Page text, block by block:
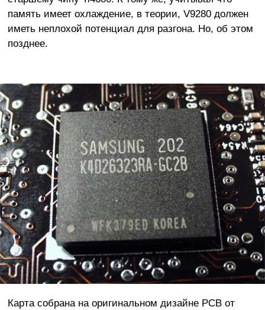
память имеет охлаждение, в теории, V9280 должен
иметь неплохой потенциал для разгона. Но, об этом
позднее.
Карта собрана на оригинальном дизайне PCB от